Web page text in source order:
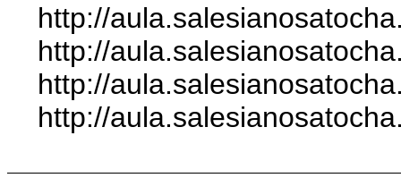
http://
http://
http://
http://